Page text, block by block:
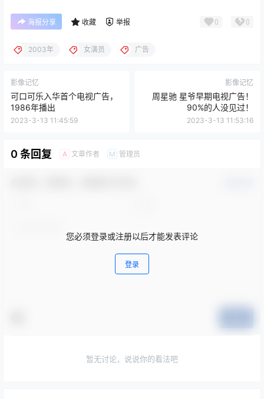
海报分享 收藏 举报 0 0
2003年 女演员 广告
影像记忆
可口可乐入华首个电视广告，
1986年播出
2023-3-13 11:45:59
影像记忆
周星驰 星爷早期电视广告！
90%的人没见过！
2023-3-13 11:53:16
0 条回复 A 文章作者 M 管理员
您必须登录或注册以后才能发表评论
登录
暂无讨论，说说你的看法吧